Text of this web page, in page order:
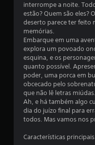
o
d
e
s
e
r
j
o
g
a
d
o
s
m
v
a
e
n
t
o
m
a
n
u
a
V
interrompe a noite.
estão? Quem são eles?
deserto parece ter feito
memórias.
Embarque em uma
explora um povoado
esquina, e os
quanto possível.
poder, uma porca em
obcecado pelo
que não lê letras miúdas.
Ah, e há também algo
dia do juízo final para
todos. Mas vamos nos
Características